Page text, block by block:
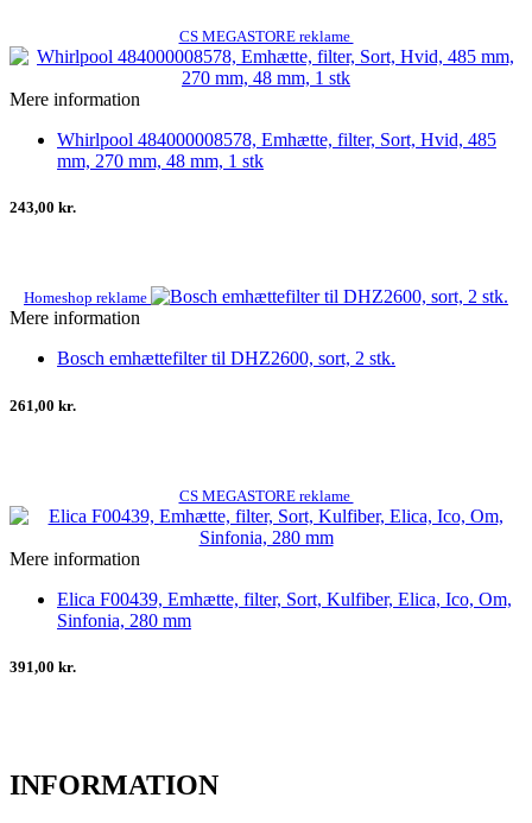
CS MEGASTORE reklame
Mere information
Whirlpool 484000008578, Emhætte, filter, Sort, Hvid, 485
mm, 270 mm, 48 mm, 1 stk
243,00 kr.
Homeshop reklame
Mere information
Bosch emhættefilter til DHZ2600, sort, 2 stk.
261,00 kr.
CS MEGASTORE reklame
Mere information
Elica F00439, Emhætte, filter, Sort, Kulfiber, Elica, Ico, Om,
Sinfonia, 280 mm
391,00 kr.
INFORMATION